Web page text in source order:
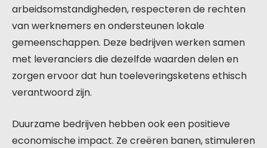
arbeidsomstandigheden, respecteren de rechten
van werknemers en ondersteunen lokale
gemeenschappen. Deze bedrijven werken samen
met leveranciers die dezelfde waarden delen en
zorgen ervoor dat hun toeleveringsketens ethisch
verantwoord zijn.
Duurzame bedrijven hebben ook een positieve
economische impact. Ze creëren banen, stimuleren